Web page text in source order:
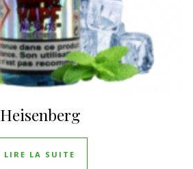
Heisenberg
LIRE LA SUITE